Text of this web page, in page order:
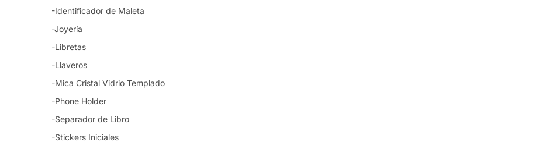
-Identificador de Maleta
-Joyería
-Libretas
-Llaveros
-Mica Cristal Vidrio Templado
-Phone Holder
-Separador de Libro
-Stickers Iniciales